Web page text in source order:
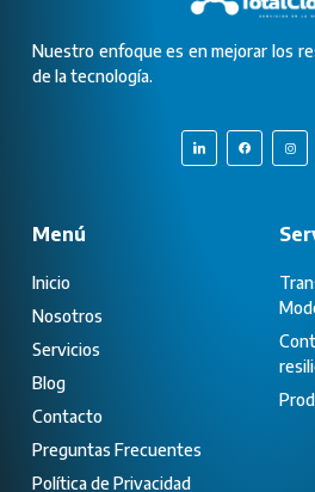
Nuestro enfoque es en mejorar los
de la tecnología.
Menú
Inicio
Nosotros
Servicios
Blog
Contacto
Preguntas Frecuentes
Política de Privacidad